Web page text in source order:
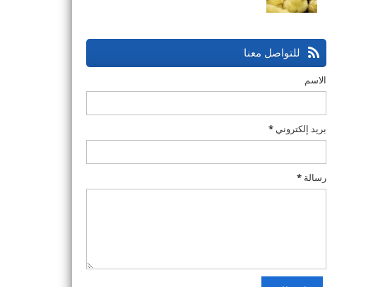
للتواصل معنا
الاسم
بريد إلكتروني *
رسالة *